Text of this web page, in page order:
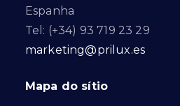
Espanha
Tel: (+34) 93 719 23 29
marketing@prilux.es
Mapa do sítio